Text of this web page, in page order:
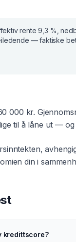
rente9,3 % ,
— faktiske
000 kr.
til å låne ut —
din i
kredittscore?